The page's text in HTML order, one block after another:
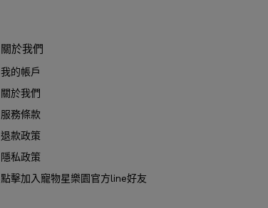
關於我們
我的帳戶
關於我們
服務條款
退款政策
隱私政策
點擊加入寵物星樂園官方line好友